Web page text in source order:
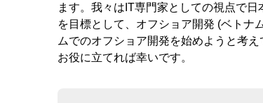
ます。我々はIT専門家としての視点で
を目標として、オフショア開発 (ベトナ
ムでのオフショア開発を始めようと考
お役に立てれば幸いです。